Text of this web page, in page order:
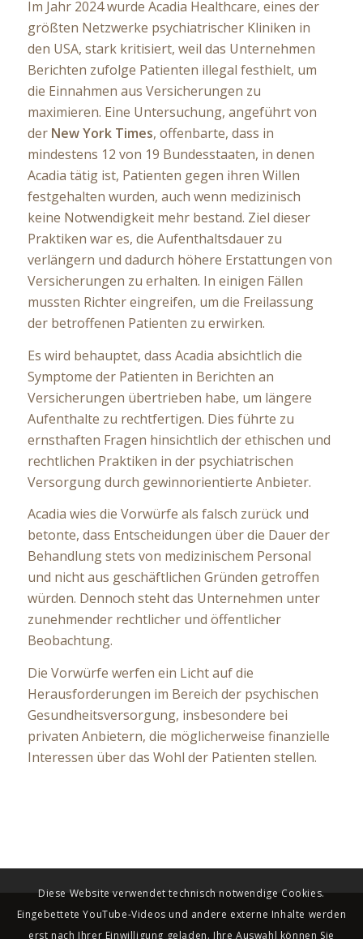
Im Jahr 2024 wurde Acadia Healthcare, eines der
größten Netzwerke psychiatrischer Kliniken in
den USA, stark kritisiert, weil das Unternehmen
Berichten zufolge Patienten illegal festhielt, um
die Einnahmen aus Versicherungen zu
maximieren. Eine Untersuchung, angeführt von
der New York Times, offenbarte, dass in
mindestens 12 von 19 Bundesstaaten, in denen
Acadia tätig ist, Patienten gegen ihren Willen
festgehalten wurden, auch wenn medizinisch
keine Notwendigkeit mehr bestand. Ziel dieser
Praktiken war es, die Aufenthaltsdauer zu
verlängern und dadurch höhere Erstattungen von
Versicherungen zu erhalten. In einigen Fällen
mussten Richter eingreifen, um die Freilassung
der betroffenen Patienten zu erwirken.
Es wird behauptet, dass Acadia absichtlich die
Symptome der Patienten in Berichten an
Versicherungen übertrieben habe, um längere
Aufenthalte zu rechtfertigen. Dies führte zu
ernsthaften Fragen hinsichtlich der ethischen und
rechtlichen Praktiken in der psychiatrischen
Versorgung durch gewinnorientierte Anbieter.
Acadia wies die Vorwürfe als falsch zurück und
betonte, dass Entscheidungen über die Dauer der
Behandlung stets von medizinischem Personal
und nicht aus geschäftlichen Gründen getroffen
würden. Dennoch steht das Unternehmen unter
zunehmender rechtlicher und öffentlicher
Beobachtung.
Die Vorwürfe werfen ein Licht auf die
Herausforderungen im Bereich der psychischen
Gesundheitsversorgung, insbesondere bei
privaten Anbietern, die möglicherweise finanzielle
Interessen über das Wohl der Patienten stellen.
Diese Website verwendet technisch notwendige Cookies.
Eingebettete YouTube-Videos und andere externe Inhalte werden
erst nach Ihrer Einwilligung geladen. Ihre Auswahl können Sie